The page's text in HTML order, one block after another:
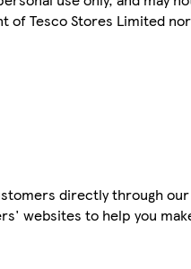
of Tesco Stores Limited
directly through
websites to help you